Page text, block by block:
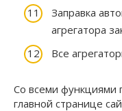
Заправка
агрегатора
Все
Со всеми функциями
главной странице